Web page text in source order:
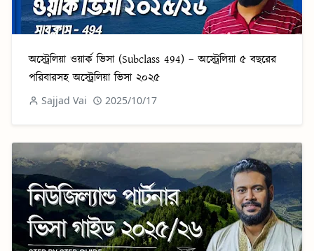
অস্ট্রেলিয়া ওয়ার্ক ভিসা (Subclass 494) – অস্ট্রেলিয়া ৫ বছরের
পরিবারসহ অস্ট্রেলিয়া ভিসা ২০২৫
Sajjad Vai 2025/10/17